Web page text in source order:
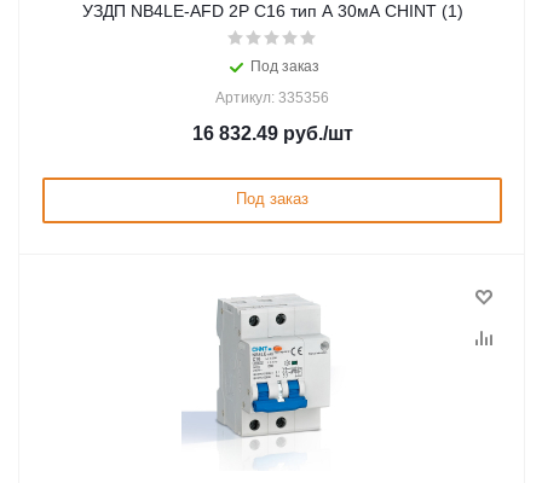
УЗДП NB4LE-AFD 2P C16 тип A 30мА CHINT (1)
Под заказ
Артикул: 335356
16 832.49руб./шт
Под заказ